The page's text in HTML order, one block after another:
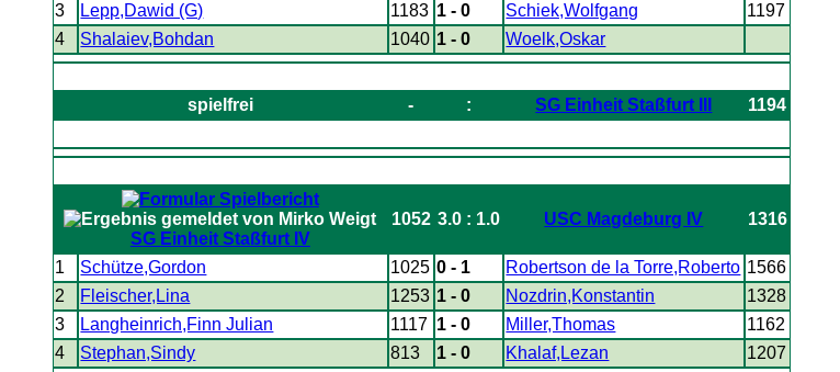
3
Lepp,Dawid (G) 1183 1 - 0 Schiek,Wolfgang
1197
4
Shalaiev,Bohdan 1040 1 - 0 Woelk,Oskar
spielfrei - : SG Einheit Staßfurt III 1194
SG Einheit Staßfurt IV
1052 3.0 : 1.0 USC Magdeburg IV 1316
1 Schütze,Gordon 1025 0 - 1 Robertson de la Torre,Roberto 1566
2
Fleischer,Lina 1253 1 - 0 Nozdrin,Konstantin
1328
3
Langheinrich,Finn Julian 1117 1 - 0 Miller,Thomas
1162
4
Stephan,Sindy 813 1 - 0 Khalaf,Lezan 1207